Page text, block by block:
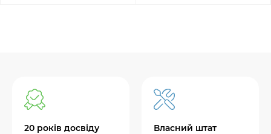
20 років досвіду
Власний штат